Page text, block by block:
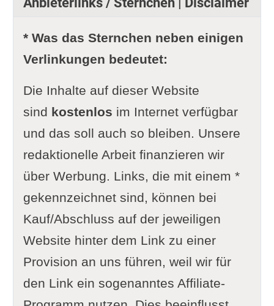
* Was das Sternchen neben einigen
Verlinkungen bedeutet:
Die Inhalte auf dieser Website
sind kostenlos im Internet verfügbar
und das soll auch so bleiben. Unsere
redaktionelle Arbeit finanzieren wir
über Werbung. Links, die mit einem *
gekennzeichnet sind, können bei
Kauf/Abschluss auf der jeweiligen
Website hinter dem Link zu einer
Provision an uns führen, weil wir für
den Link ein sogenanntes Affiliate-